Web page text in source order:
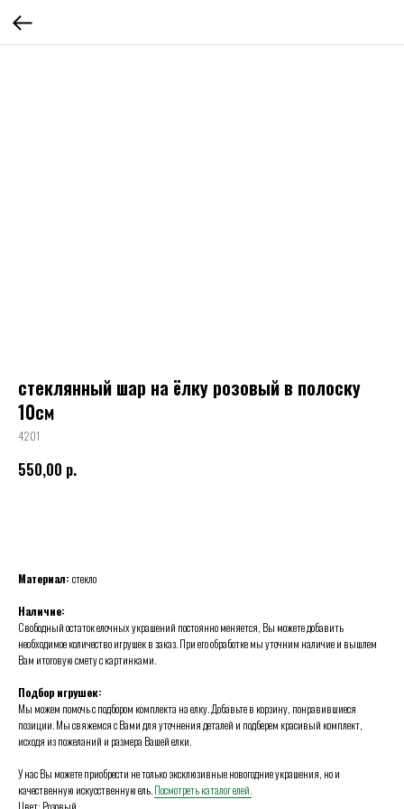
стеклянный шар на ёлку розовый в полоску
10см
4201
550,00 р.
Материал: стекло
Наличие:
Свободный остаток елочных украшений постоянно меняется, Вы можете добавить
необходимое количество игрушек в заказ. При его обработке мы уточним наличие и вышлем
Вам итоговую смету с картинками.
Подбор игрушек:
Мы можем помочь с подбором комплекта на елку. Добавьте в корзину, понравившиеся
позиции. Мы свяжемся с Вами для уточнения деталей и подберем красивый комплект,
исходя из пожеланий и размера Вашей елки.
У нас Вы можете приобрести не только эксклюзивные новогодние украшения, но и
качественную искусственную ель.Посмотреть каталог елей.
Цвет: Розовый